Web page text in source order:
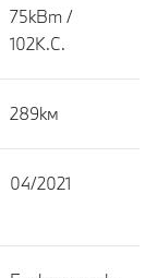
75кВт /
102К.С.
289км
04/2021